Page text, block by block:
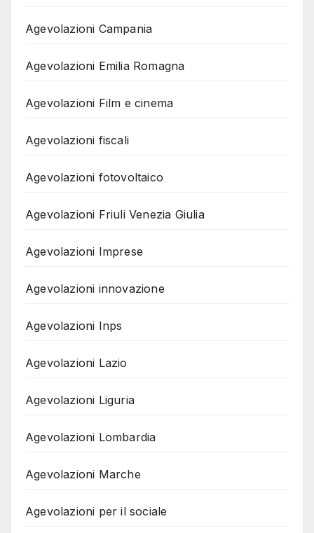
Agevolazioni Campania
Agevolazioni Emilia Romagna
Agevolazioni Film e cinema
Agevolazioni fiscali
Agevolazioni fotovoltaico
Agevolazioni Friuli Venezia Giulia
Agevolazioni Imprese
Agevolazioni innovazione
Agevolazioni Inps
Agevolazioni Lazio
Agevolazioni Liguria
Agevolazioni Lombardia
Agevolazioni Marche
Agevolazioni per il sociale